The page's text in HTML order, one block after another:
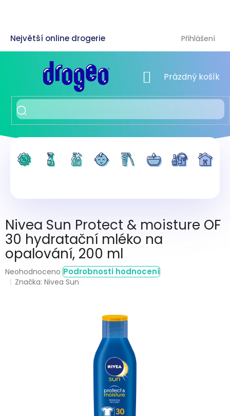
Přihlášení
NÁKUPNÍ KOŠÍK
Prázdný košík
Nivea Sun Protect & moisture OF
30 hydratační mléko na
opalování, 200 ml
Průměrné
hodnocení
Neohodnoceno Podrobnosti hodnocení
Značka:Nivea Sun